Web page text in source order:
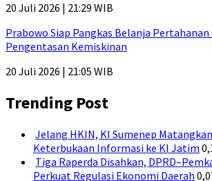
20 Juli 2026 | 21:29 WIB
Prabowo Siap Pangkas Belanja
Pengentasan Kemiskinan
20 Juli 2026 | 21:05 WIB
Trending Post
Jelang HKIN, KI Sumenep
Keterbukaan Informasi ke KI Jatim
Tiga Raperda Disahkan,
Perkuat Regulasi Ekonomi Daerah